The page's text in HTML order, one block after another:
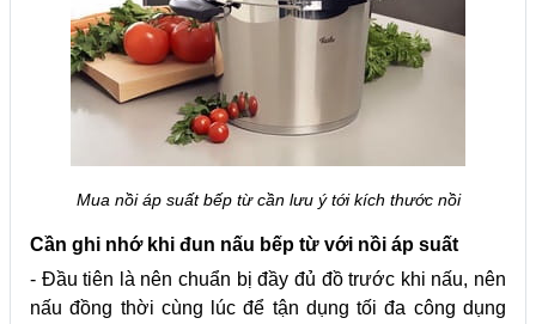
Mua nồi áp suất bếp từ cần lưu ý tới kích thước nồi
Cần ghi nhớ khi đun nấu bếp từ với nồi áp suất
- Đầu tiên là nên chuẩn bị đầy đủ đồ trước khi nấu, nên
nấu đồng thời cùng lúc để tận dụng tối đa công dụng